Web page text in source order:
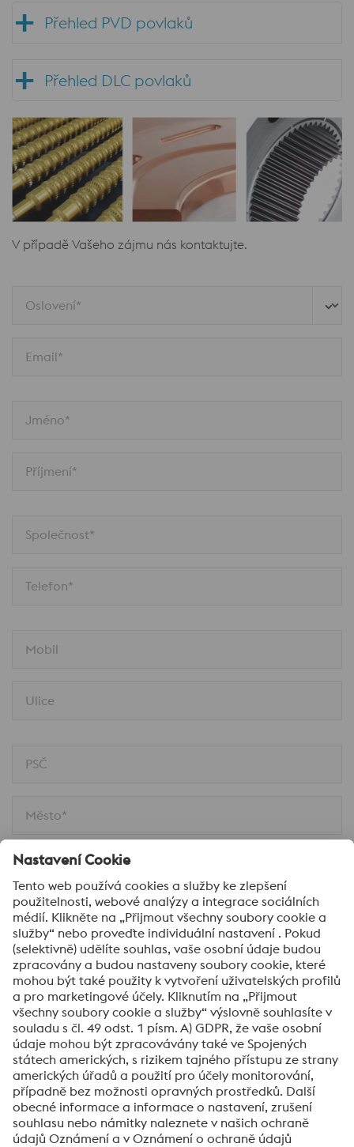
Přehled PVD povlaků
Přehled DLC povlaků
V případě Vašeho zájmu nás kontaktujte.
Oslovení*
Email*
Jméno*
Příjmení*
Společnost*
Telefon*
Mobil
Ulice
PSČ
Město*
Komentář*
Ano, zajímají mne aktuality z oblasti zpracování
oceli.
Odeslat
Ověření proti robotům
Klikněte pro ověření
Captcha ⇗